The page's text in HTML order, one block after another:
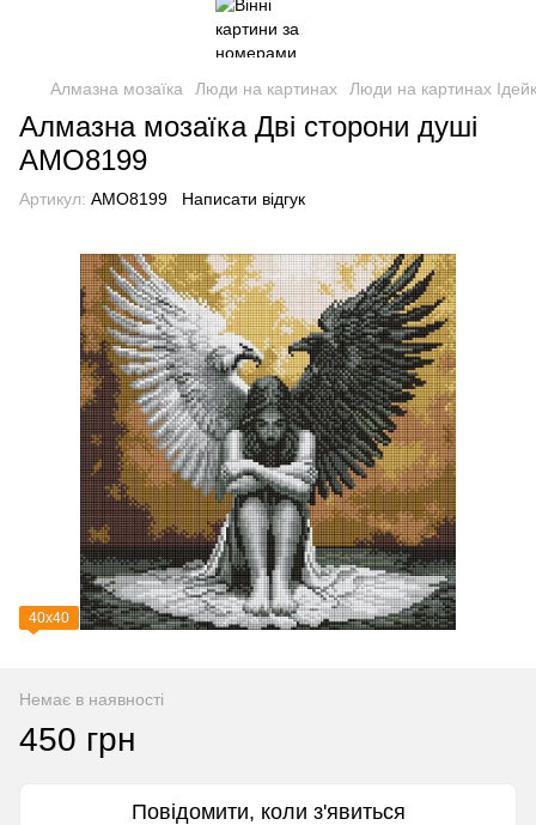
Алмазна мозаїка Люди на картинах Люди на картинах
Алмазна мозаїка Дві сторони душі
AMO8199
Артикул: AMO8199 Написати відгук
40х40
Немає в наявності
450 грн
Повідомити, коли з'явиться